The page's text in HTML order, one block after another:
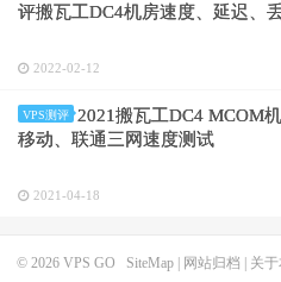
评搬瓦工DC4机房速度、延迟、
2022-02-12
VPS测评
2021搬瓦工DC4 MCOM机
移动、联通三网速度测试
2021-04-18
© 2026 VPS GO SiteMap| 网站归档 | 关